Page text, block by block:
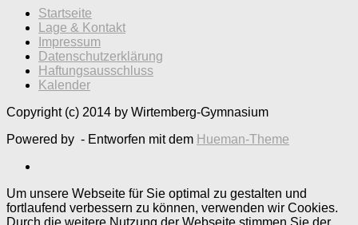
Startseite
Lage & Kontakt
Impressum
Datenschutzerklärung
Haftungsausschluss
Kalender
Copyright (c) 2014 by Wirtemberg-Gymnasium
Powered by - Entworfen mit dem Hueman-Theme
Um unsere Webseite für Sie optimal zu gestalten und
fortlaufend verbessern zu können, verwenden wir Cookies.
Durch die weitere Nutzung der Webseite stimmen Sie der